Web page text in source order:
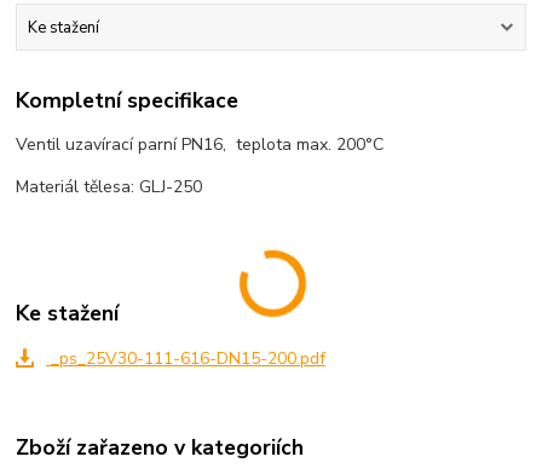
Ke stažení
Kompletní specifikace
Ventil uzavírací parní PN16, teplota max. 200°C
Materiál tělesa: GLJ-250
Ke stažení
_ps_25V30-111-616-DN15-200.pdf
Zboží zařazeno v kategoriích